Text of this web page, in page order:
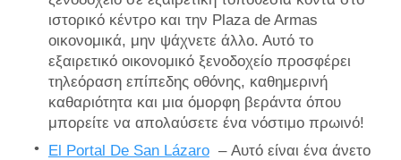
ιστορικό κέντρο και την Plaza de Armas
οικονομικά, μην ψάχνετε άλλο. Αυτό το
εξαιρετικό οικονομικό ξενοδοχείο προσφέρει
τηλεόραση επίπεδης οθόνης, καθημερινή
καθαριότητα και μια όμορφη βεράντα όπου
μπορείτε να απολαύσετε ένα νόστιμο πρωινό!
El Portal De San Lázaro– Αυτό είναι ένα άνετο